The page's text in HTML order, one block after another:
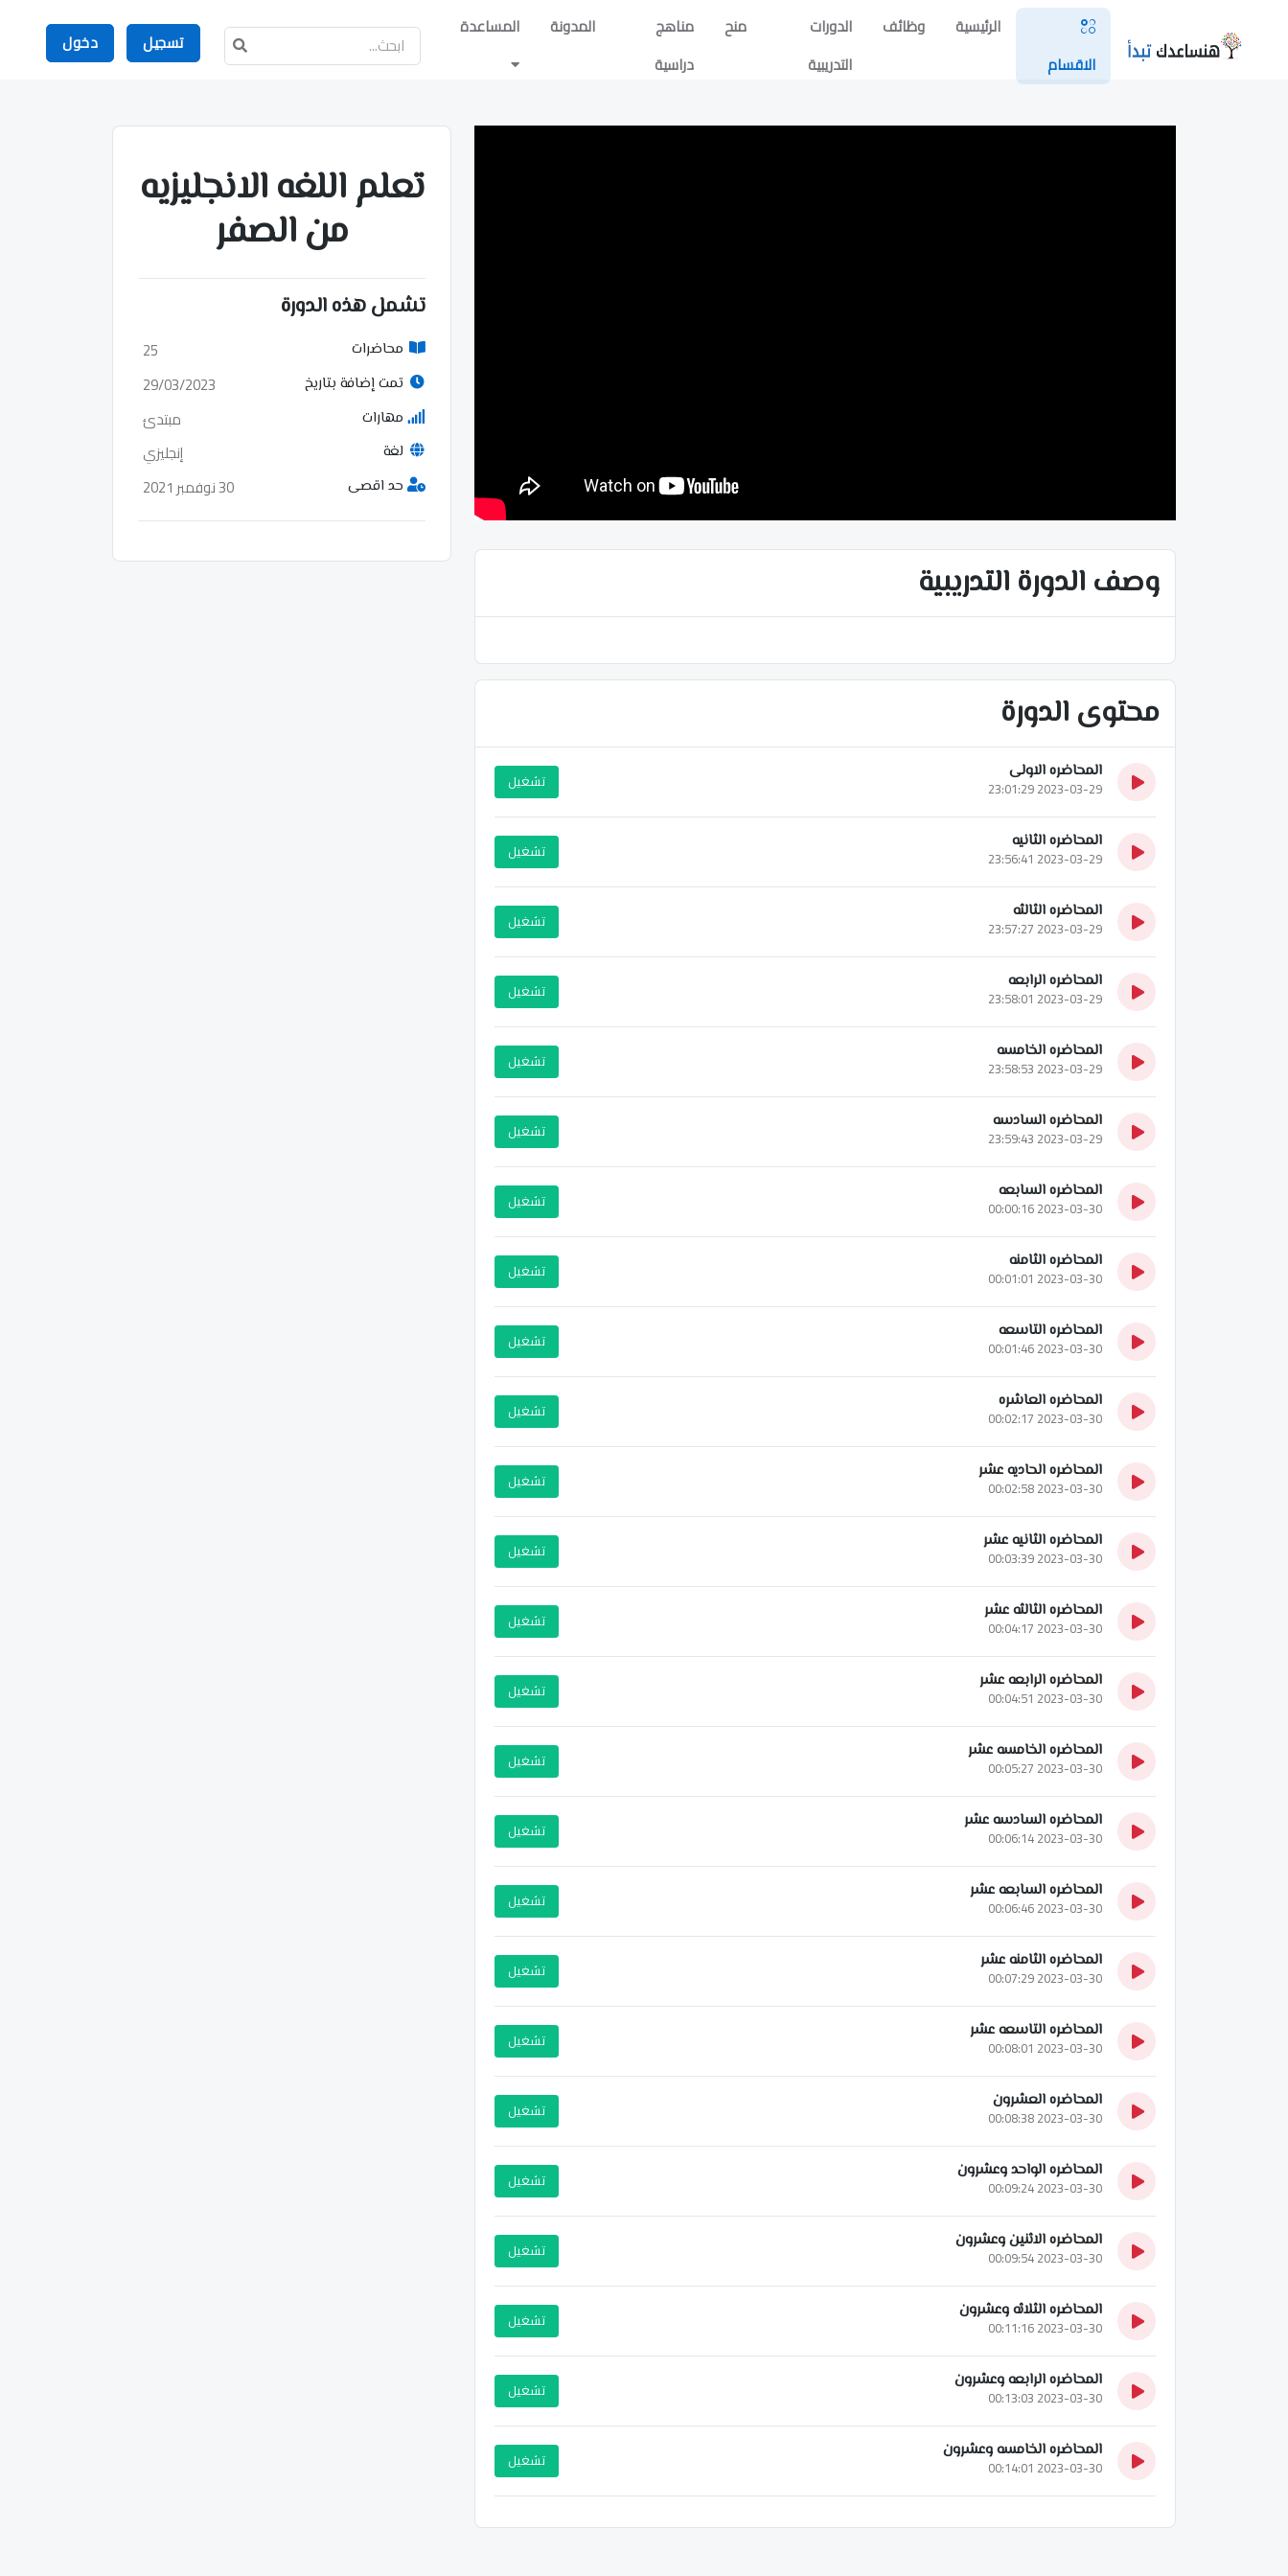
الاقسام
الرئيسية وظائف
الدورات
التدريبية
منح
مناهج
دراسية
المدونة المساعدة
تسجيل دخول
وصف الدورة التدريبية
محتوى الدورة
المحاضره الاولى
2023-03-29 23:01:29 تشغيل
المحاضره الثانيه
2023-03-29 23:56:41 تشغيل
المحاضره الثالثه
2023-03-29 23:57:27 تشغيل
المحاضره الرابعه
2023-03-29 23:58:01 تشغيل
المحاضره الخامسه
2023-03-29 23:58:53 تشغيل
المحاضره السادسه
2023-03-29 23:59:43 تشغيل
المحاضره السابعه
2023-03-30 00:00:16 تشغيل
المحاضره الثامنه
2023-03-30 00:01:01 تشغيل
المحاضره التاسعه
2023-03-30 00:01:46 تشغيل
المحاضره العاشره
2023-03-30 00:02:17 تشغيل
المحاضره الحاديه عشر
2023-03-30 00:02:58 تشغيل
المحاضره الثانيه عشر
2023-03-30 00:03:39 تشغيل
المحاضره الثالثه عشر
2023-03-30 00:04:17 تشغيل
المحاضره الرابعه عشر
2023-03-30 00:04:51 تشغيل
المحاضره الخامسه عشر
2023-03-30 00:05:27 تشغيل
المحاضره السادسه عشر
2023-03-30 00:06:14 تشغيل
المحاضره السابعه عشر
2023-03-30 00:06:46 تشغيل
المحاضره الثامنه عشر
2023-03-30 00:07:29 تشغيل
المحاضره التاسعه عشر
2023-03-30 00:08:01 تشغيل
المحاضره العشرون
2023-03-30 00:08:38 تشغيل
المحاضره الواحد وعشرون
2023-03-30 00:09:24 تشغيل
المحاضره الاثنين وعشرون
2023-03-30 00:09:54 تشغيل
المحاضره الثلاثه وعشرون
2023-03-30 00:11:16 تشغيل
المحاضره الرابعه وعشرون
2023-03-30 00:13:03 تشغيل
المحاضره الخامسه وعشرون
2023-03-30 00:14:01 تشغيل
تعلم اللغه الانجليزيه
من الصفر
تشمل هذه الدورة
محاضرات 25
تمت إضافة بتاريخ 29/03/2023
مهارات مبتدئ
لغة إنجليزي
حد اقصى 30 نوفمبر 2021